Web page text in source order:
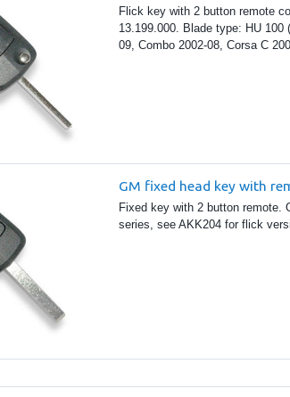
Flick key with 2 button remote
13.199.000. Blade type: HU
09, Combo 2002-08, Corsa C
GM fixed head key with
Fixed key with 2 button remote.
series, see AKK204 for flick